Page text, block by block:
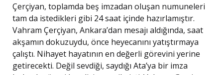
Çerçiyan, toplamda beş imzadan oluşan numuneleri
tam da istedikleri gibi 24 saat içinde hazırlamıştır.
Vahram Çerçiyan, Ankara’dan mesajı aldığında, saat
akşamın dokuzuydu, önce heyecanını yatıştırmaya
çalıştı. Nihayet hayatının en değerli görevini yerine
getirecekti. Değil sevdiği, saydığı Ata’ya bir imza